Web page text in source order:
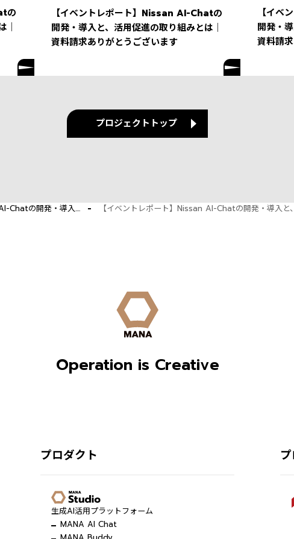
の
【イベントレポート】Nissan AI-Chatの
開発・導入と、活用促進の取り組みとは｜
資料請求ありがとうございます
【イ
開発・
資料請
プロジェクトトップ
Chatの開発・導入.... 【イベントレポート】Nissan AI-Chatの開発・導入と
Operation is Creative
プロダクト
生成AI活用プラットフォーム
MANA AI Chat